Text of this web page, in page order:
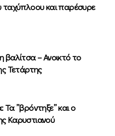
ταχύπλοου και παρέσυρε
βαλίτσα – Ανοικτό το
Τετάρτης
Τα ”βρόντηξε” και ο
Καρυστιανού